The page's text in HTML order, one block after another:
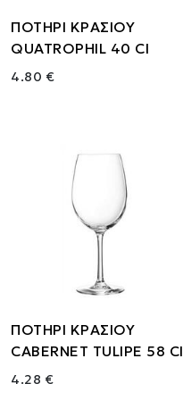
ΠΟΤΗΡΙ ΚΡΑΣΙΟΥ
QUATROPHIL 40 Cl
4.80 €
ΠΟΤΗΡΙ ΚΡΑΣΙΟΥ
CABERNET TULIPE 58 Cl
4.28 €